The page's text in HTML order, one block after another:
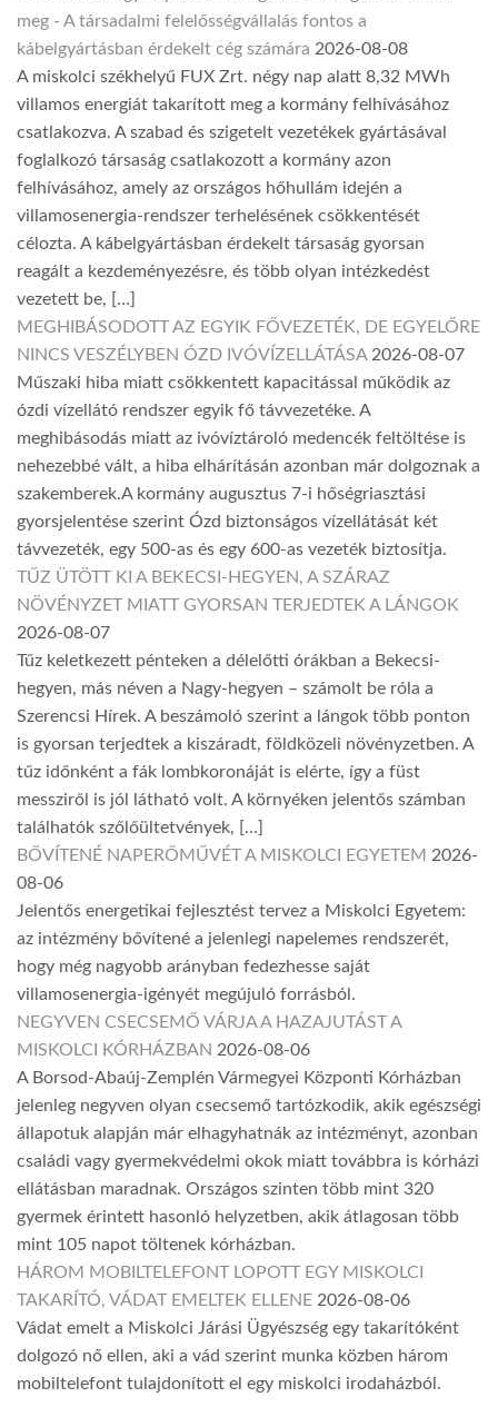
meg - A társadalmi felelősségvállalás fontos a
kábelgyártásban érdekelt cég számára 2026-08-08
A miskolci székhelyű FUX Zrt. négy nap alatt 8,32 MWh
villamos energiát takarított meg a kormány felhívásához
csatlakozva. A szabad és szigetelt vezetékek gyártásával
foglalkozó társaság csatlakozott a kormány azon
felhívásához, amely az országos hőhullám idején a
villamosenergia-rendszer terhelésének csökkentését
célozta. A kábelgyártásban érdekelt társaság gyorsan
reagált a kezdeményezésre, és több olyan intézkedést
vezetett be, […]
MEGHIBÁSODOTT AZ EGYIK FŐVEZETÉK, DE EGYELŐRE
NINCS VESZÉLYBEN ÓZD IVÓVÍZELLÁTÁSA 2026-08-07
Műszaki hiba miatt csökkentett kapacitással működik az
ózdi vízellátó rendszer egyik fő távvezetéke. A
meghibásodás miatt az ivóvíztároló medencék feltöltése is
nehezebbé vált, a hiba elhárításán azonban már dolgoznak a
szakemberek.A kormány augusztus 7-i hőségriasztási
gyorsjelentése szerint Ózd biztonságos vízellátását két
távvezeték, egy 500-as és egy 600-as vezeték biztosítja.
TŰZ ÜTÖTT KI A BEKECSI-HEGYEN, A SZÁRAZ
NÖVÉNYZET MIATT GYORSAN TERJEDTEK A LÁNGOK
2026-08-07
Tűz keletkezett pénteken a délelőtti órákban a Bekecsi-
hegyen, más néven a Nagy-hegyen – számolt be róla a
Szerencsi Hírek. A beszámoló szerint a lángok több ponton
is gyorsan terjedtek a kiszáradt, földközeli növényzetben. A
tűz időnként a fák lombkoronáját is elérte, így a füst
messziről is jól látható volt. A környéken jelentős számban
találhatók szőlőültetvények, […]
BŐVÍTENÉ NAPERŐMŰVÉT A MISKOLCI EGYETEM 2026-
08-06
Jelentős energetikai fejlesztést tervez a Miskolci Egyetem:
az intézmény bővítené a jelenlegi napelemes rendszerét,
hogy még nagyobb arányban fedezhesse saját
villamosenergia-igényét megújuló forrásból.
NEGYVEN CSECSEMŐ VÁRJA A HAZAJUTÁST A
MISKOLCI KÓRHÁZBAN 2026-08-06
A Borsod-Abaúj-Zemplén Vármegyei Központi Kórházban
jelenleg negyven olyan csecsemő tartózkodik, akik egészségi
állapotuk alapján már elhagyhatnák az intézményt, azonban
családi vagy gyermekvédelmi okok miatt továbbra is kórházi
ellátásban maradnak. Országos szinten több mint 320
gyermek érintett hasonló helyzetben, akik átlagosan több
mint 105 napot töltenek kórházban.
HÁROM MOBILTELEFONT LOPOTT EGY MISKOLCI
TAKARÍTÓ, VÁDAT EMELTEK ELLENE 2026-08-06
Vádat emelt a Miskolci Járási Ügyészség egy takarítóként
dolgozó nő ellen, aki a vád szerint munka közben három
mobiltelefont tulajdonított el egy miskolci irodaházból.